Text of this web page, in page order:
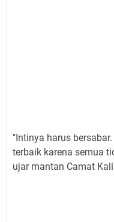
"Intinya harus
terbaik karena semua
ujar mantan Camat